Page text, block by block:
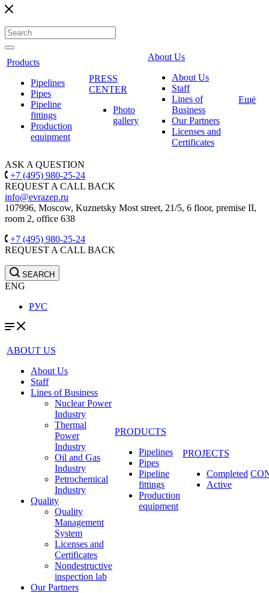
Products
Pipelines
Pipes
Pipeline
fittings
Production
equipment
PRESS
CENTER
Photo
gallery
About Us
About Us
Staff
Lines of
Business
Our Partners
Licenses and
Certificates
Ещё
ASK A QUESTION
+7 (495) 980-25-24
REQUEST A CALL BACK
info@evrazep.ru
107996, Moscow, Kuznetsky Most street, 21/5, 6 floor, premise II,
room 2, office 638
+7 (495) 980-25-24
REQUEST A CALL BACK
SEARCH
ENG
РУС
ABOUT US
About Us
Staff
Lines of Business
Nuclear Power
Industry
Thermal
Power
Industry
Oil and Gas
Industry
Petrochemical
Industry
Quality
Quality
Management
System
Licenses and
Certificates
Nondestructive
inspection lab
Our Partners
PRODUCTS
Pipelines
Pipes
Pipeline
fittings
Production
equipment
PROJECTS
Completed
Active